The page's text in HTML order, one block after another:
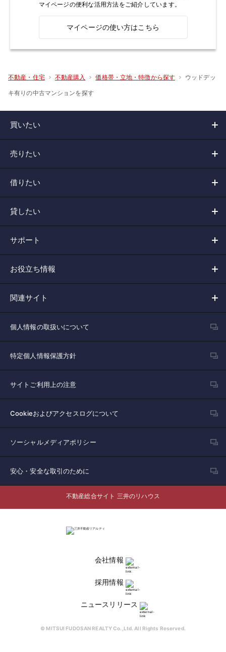
マイページの便利な活用方法をご紹介しています。
マイページの使い方はこちら
不動産・住宅 不動産購入 価格帯・立地・特徴から探す ウッドデッ
キ有りの中古マンションを探す
買いたい
売りたい
借りたい
貸したい
サポート
お役立ち情報
関連サイト
個人情報の取扱いについて
特定個人情報保護方針
サイトご利用上の注意
Cookieおよびアクセスログについて
ソーシャルメディアポリシー
安心・安全な取引のために
不動産総合サイト 三井のリハウス
会社情報
採用情報
ニュースリリース
© MITSUI FUDOSAN REALTY Co.,Ltd. All Rights Reserved.